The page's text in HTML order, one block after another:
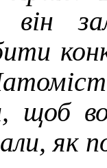
щоб
як